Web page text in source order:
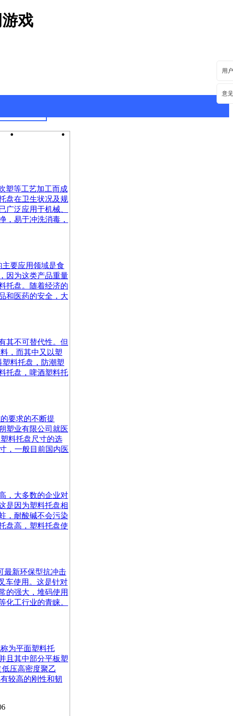
戏
用
意
塑等工艺加工而成
盘在卫生状况及规
广泛应用于机械、
，易于冲洗消毒，
要应用领域是食
因为这类产品重量
托盘。随着经济的
和医药的安全，大
其不可替代性。但
，而其中又以塑
料托盘，防潮塑
托盘，啤酒塑料托
要求的不断提
塑业有限公司就医
料托盘尺寸的选
，一般目前国内医
，大多数的企业对
是因为塑料托盘相
，耐酸碱不会污染
高，塑料托盘使
最新环保型抗冲击
车使用。这是针对
的强大，堆码使用
化工行业的青睐。
为平面塑料托
且其中部分平板塑
压高密度聚乙
较高的刚性和韧